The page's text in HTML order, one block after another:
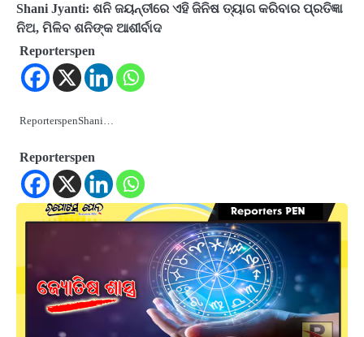
Shani Jyanti: ଶନି ଜୟନ୍ତୀରେ ଏହି ଜିନିଷ ତ୍ୟାଗ କରିବାର ପ୍ରତିଜ୍ଞା
ନିଅ, ମିଳିବ ଶନିଙ୍କ ଆଶୀର୍ବାଦ
Reporterspen
ReporterspenShani…
Reporterspen